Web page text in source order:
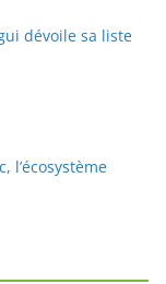
dévoile sa liste
l’écosystème